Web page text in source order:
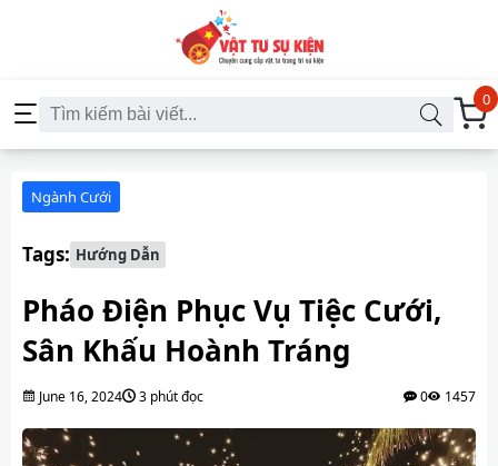
0
Ngành Cưới
Tags: Hướng Dẫn
Pháo Điện Phục Vụ Tiệc Cưới,
Sân Khấu Hoành Tráng
June 16, 2024 3 phút đọc 0 1457